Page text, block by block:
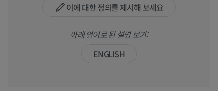
이에 대한 정의를 제시해 보세요
아래 언어로 된 설명 보기:
ENGLISH